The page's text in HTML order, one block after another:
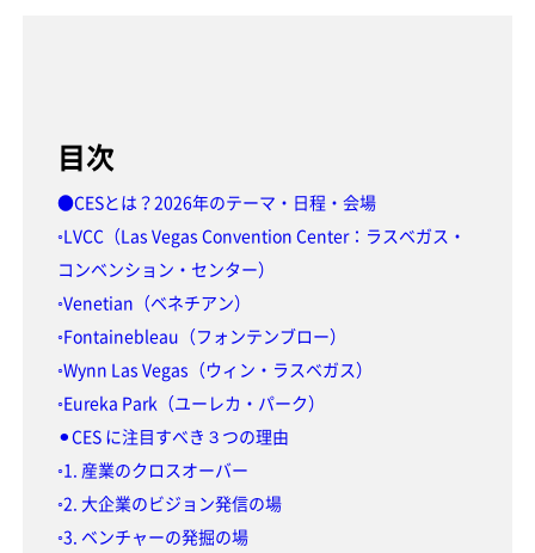
目次
●CESとは？2026年のテーマ・日程・会場
◦LVCC（Las Vegas Convention Center：ラスベガス・
コンベンション・センター）
◦Venetian（ベネチアン）
◦Fontainebleau（フォンテンブロー）
◦Wynn Las Vegas（ウィン・ラスベガス）
◦Eureka Park（ユーレカ・パーク）
⚫︎CES に注目すべき３つの理由
◦1. 産業のクロスオーバー
◦2. 大企業のビジョン発信の場
◦3. ベンチャーの発掘の場